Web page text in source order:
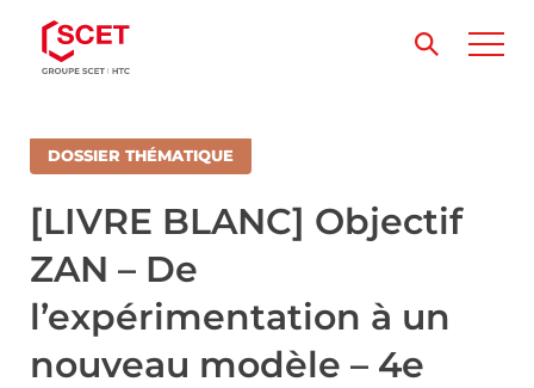
DOSSIER THÉMATIQUE
[LIVRE BLANC] Objectif
ZAN – De
l’expérimentation à un
nouveau modèle – 4e